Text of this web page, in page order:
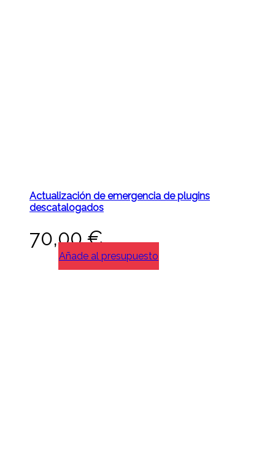
Actualización de emergencia de plugins
descatalogados
70,00€
Añade al presupuesto